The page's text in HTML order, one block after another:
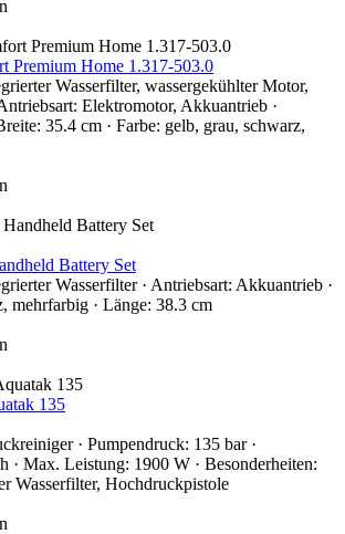
Premium Home 1.317-503.0
Wasserfilter, wassergekühlter Motor,
Elektromotor, Akkuantrieb ·
35.4 cm · Farbe: gelb, grau, schwarz,
Battery Set
Wasserfilter · Antriebsart: Akkuantrieb ·
mehrfarbig · Länge: 38.3 cm
135
· Pumpendruck: 135 bar ·
· Max. Leistung: 1900 W · Besonderheiten:
Wasserfilter, Hochdruckpistole